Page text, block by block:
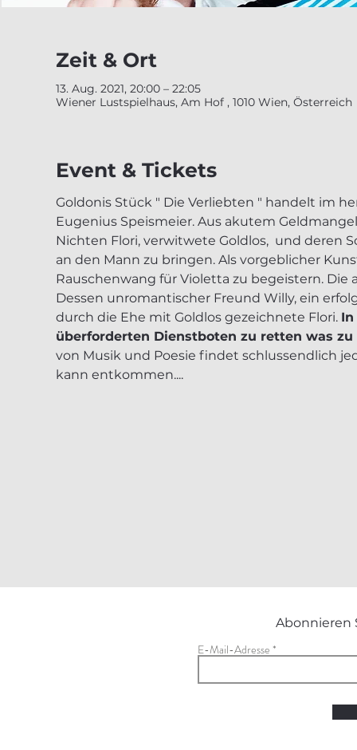
Zeit & Ort
13. Aug. 2021, 20:00 – 22:05
Wiener Lustspielhaus, Am Hof , 1010 Wien, Österreich
Event & Tickets
Goldonis Stück " Die Verliebten " handelt im
Eugenius Speismeier. Aus akutem
Nichten Flori, verwitwete Goldlos,  und deren
an den Mann zu bringen. Als vorgeblicher
Rauschenwang für Violetta zu begeistern.
Dessen unromantischer Freund Willy, ein
durch die Ehe mit Goldlos gezeichnete Flori.
überforderten Dienstboten zu retten was
von Musik und Poesie findet schlussendlich
kann entkommen....
Abonnieren
E-Mail-Adresse